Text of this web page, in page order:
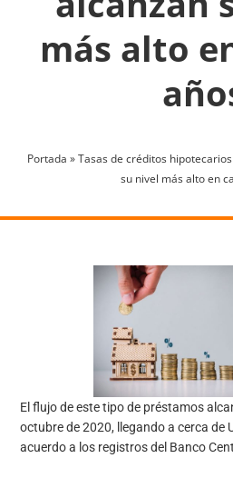
más alto
Portada » Tasas de créditos
su nivel más alto en
El flujo de este tipo de préstamos
octubre de 2020, llegando a cerca de
acuerdo a los registros del Banco